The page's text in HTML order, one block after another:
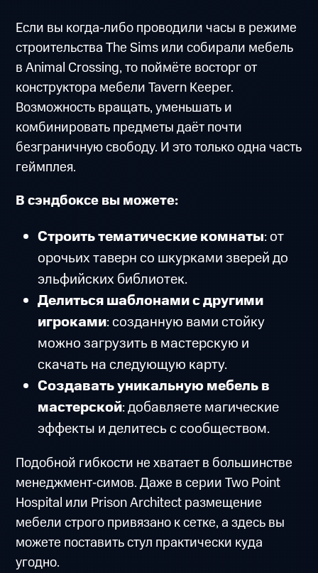
Если вы когда‑либо проводили часы в режиме
строительства The Sims или собирали мебель
в Animal Crossing, то поймёте восторг от
конструктора мебели Tavern Keeper.
Возможность вращать, уменьшать и
комбинировать предметы даёт почти
безграничную свободу. И это только одна часть
геймплея.
В сэндбоксе вы можете:
Строить тематические комнаты: от
орочьих таверн со шкурками зверей до
эльфийских библиотек.
Делиться шаблонами с другими
игроками: созданную вами стойку
можно загрузить в мастерскую и
скачать на следующую карту.
Создавать уникальную мебель в
мастерской: добавляете магические
эффекты и делитесь с сообществом.
Подобной гибкости не хватает в большинстве
менеджмент‑симов. Даже в серии Two Point
Hospital или Prison Architect размещение
мебели строго привязано к сетке, а здесь вы
можете поставить стул практически куда
угодно.